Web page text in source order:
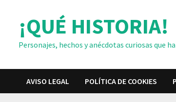
contenido¡QUÉ HISTORIA!
Personajes, hechos y anécdotas curiosas que
AVISO LEGAL POLÍTICA DE COOKIES